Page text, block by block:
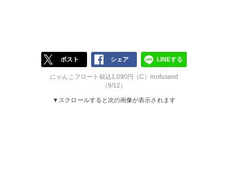
ポスト シェア LINEする
にゃんこフロート税込1,090円（C）mofusand
（9/12）
▼スクロールすると次の画像が表示されます